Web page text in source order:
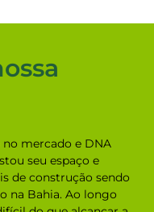
isso é uma
as
condições